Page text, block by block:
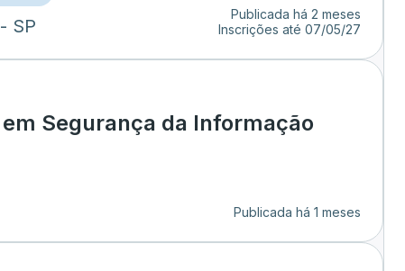
- SP
Publicada há 2 meses
Inscrições até 07/05/27
Segurança da Informação
Publicada há 1 meses